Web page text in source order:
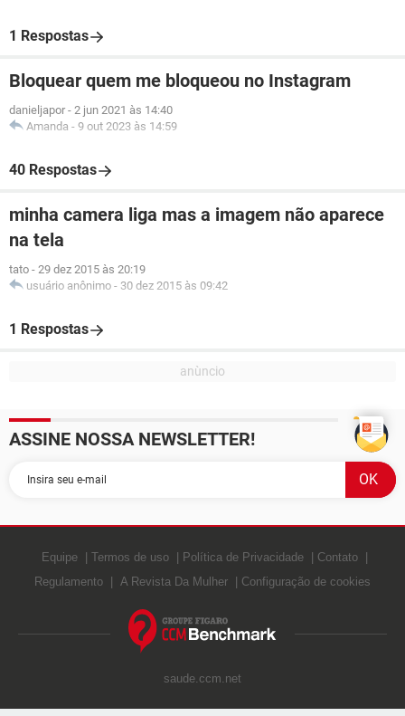
1 Respostas
Bloquear quem me bloqueou no Instagram
danieljapor - 2 jun 2021 às 14:40
Amanda - 9 out 2023 às 14:59
40 Respostas
minha camera liga mas a imagem não aparece
na tela
tato - 29 dez 2015 às 20:19
usuário anônimo - 30 dez 2015 às 09:42
1 Respostas
ASSINE NOSSA NEWSLETTER!
Equipe Termos de uso Política de Privacidade
Contato
Regulamento
A Revista Da Mulher Configuração de cookies
saude.ccm.net